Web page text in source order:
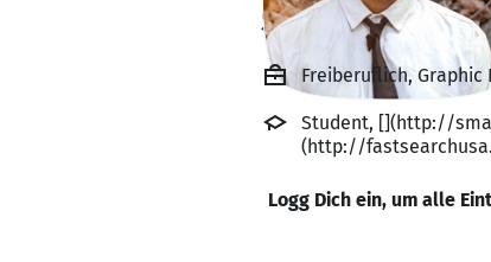
Sushant
Freiberuflich, Graphic
Student, [](http://
(http://
Logg Dich ein, um alle